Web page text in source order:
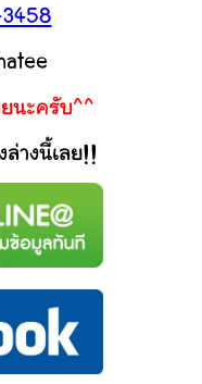
นะครับ^^
างนี้เลย!!